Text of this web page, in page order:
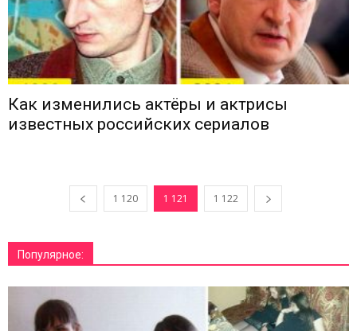
Как изменились актёры и актрисы
известных российских сериалов
1 120 1 121 1 122
Популярное: